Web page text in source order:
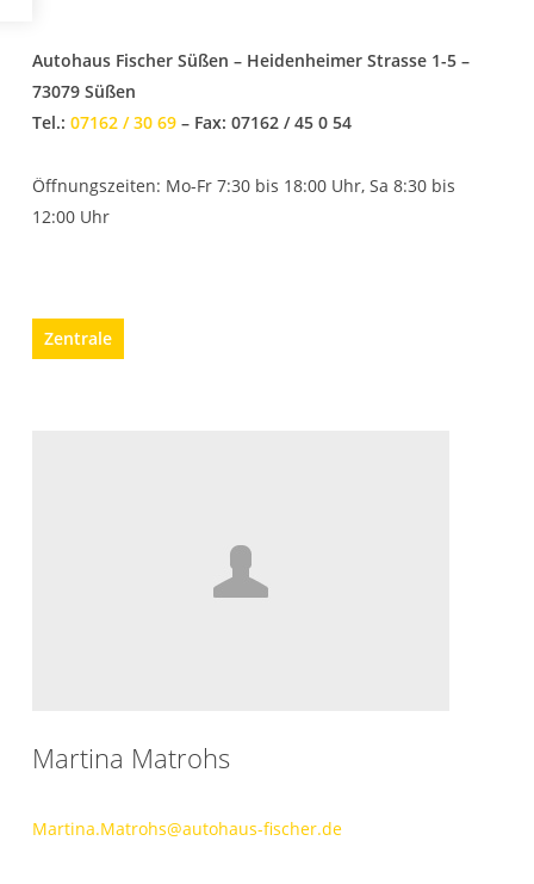
Autohaus Fischer Süßen – Heidenheimer Strasse 1-5 –
73079 Süßen
Tel.: 07162 / 30 69– Fax: 07162 / 45 0 54
Öffnungszeiten: Mo-Fr 7:30 bis 18:00 Uhr, Sa 8:30 bis
12:00 Uhr
Zentrale
Martina Matrohs
Martina.Matrohs@autohaus-fischer.de